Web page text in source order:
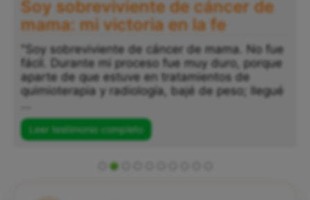
Soy sobreviviente de cáncer de
mama: mi victoria en la fe
"Soy sobreviviente de cáncer de mama. No fue
fácil. Durante mi proceso fue muy duro, porque
aparte de que estuve en tratamientos de
quimioterapia y radiología, bajé de peso; llegué
Leer testimonio completo